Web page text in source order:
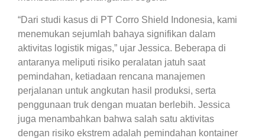
“Dari studi kasus di PT Corro Shield Indonesia, kami
menemukan sejumlah bahaya signifikan dalam
aktivitas logistik migas,” ujar Jessica. Beberapa di
antaranya meliputi risiko peralatan jatuh saat
pemindahan, ketiadaan rencana manajemen
perjalanan untuk angkutan hasil produksi, serta
penggunaan truk dengan muatan berlebih. Jessica
juga menambahkan bahwa salah satu aktivitas
dengan risiko ekstrem adalah pemindahan kontainer